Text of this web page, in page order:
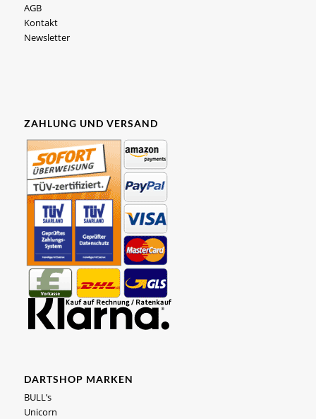
AGB
Kontakt
Newsletter
ZAHLUNG UND VERSAND
DARTSHOP MARKEN
BULL’s
Unicorn